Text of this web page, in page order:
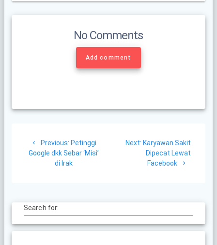
No Comments
Add comment
navigation
Previous: Previous
post:
Petinggi
Google dkk Sebar ‘Misi’
di Irak
Next: Next
post:
Karyawan Sakit
Dipecat Lewat
Facebook
Search for: